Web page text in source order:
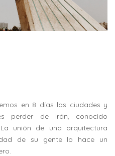
en 8 días las ciudades y
perder de Irán, conocido
unión de una arquitectura
de su gente lo hace un